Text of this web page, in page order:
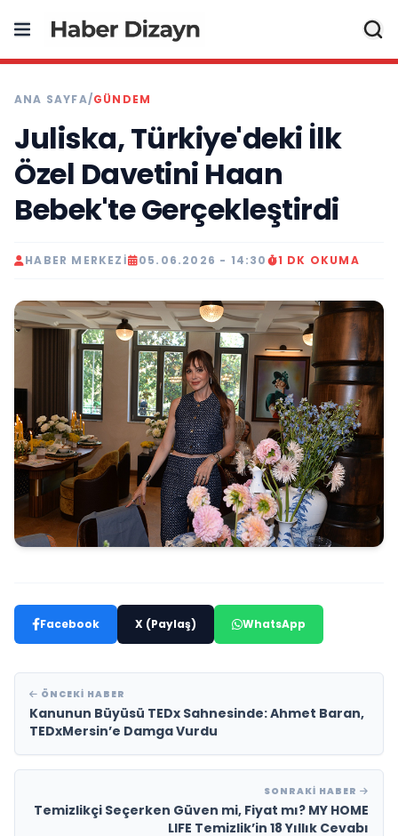
ANA SAYFA/GÜNDEM
Juliska, Türkiye'deki İlk
Özel Davetini Haan
Bebek'te Gerçekleştirdi
HABER MERKEZI 05.06.2026 - 14:30 1 DK OKUMA
Facebook X (Paylaş) WhatsApp
ÖNCEKI HABER
Kanunun Büyüsü TEDx Sahnesinde: Ahmet Baran,
TEDxMersin’e Damga Vurdu
SONRAKI HABER
Temizlikçi Seçerken Güven mi, Fiyat mı? MY HOME
LIFE Temizlik’in 18 Yıllık Cevabı